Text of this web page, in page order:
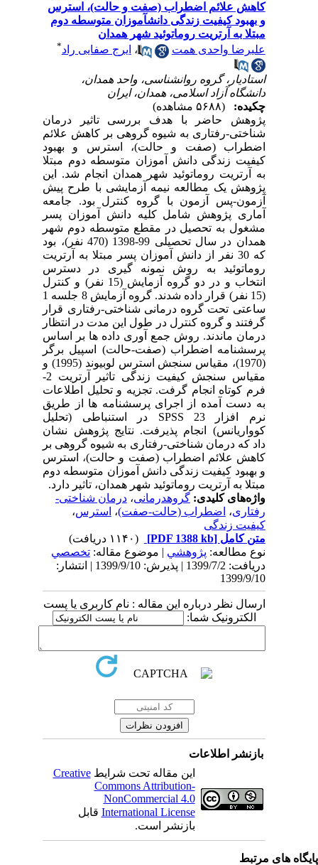
کاهش علائم اضطراب (صفت و حالت)، استرس
و بهبود کیفیت زندگی دانشآموزان متوسطه دوم
مبتلا به آرتریت روماتوئید شهر همدان
علیرضا واحدی همت
،ایرج صفایی راد *
استادیار، گروه روانشناسی، واحد همدان،
دانشگاه آزاد اسلامی، همدان، ایران
چکیده:
پژوهش حاضر با هدف بررسی تاثیر درمان
شناختی-رفتاری به شیوه گروهی بر کاهش علائم
اضطراب (صفت و حالت)، استرس و بهبود
کیفیت زندگی دانش آموزان متوسطه دوم مبتلا
به آرتریت روماتوئید شهر همدان انجام شد. این
پژوهش یک مطالعه نیمه آزمایشی با طرح پیش
آزمون-پس آزمون با گروه کنترل بود. جامعه
آماری پژوهش شامل کلیه دانش آموزان پسر
مشغول به تحصیل در مقطع متوسطه دوم شهر
همدان در سال تحصیلی 99-1398 (470 نفر)، بود
که 30 نفر از دانش آموزان پسر مبتلا به آرتریت
روماتوئید به روش نمونه گیری در دسترس
انتخاب و در دو گروه آزمایش (15 نفر) و کنترل
(15 نفر) قرار داده شدند. گروه آزمایش 8 جلسه 1
ساعتی تحت گروه درمانی شناختی-رفتاری قرار
گرفتند و گروه کنترل در طول این مدت در انتظار
درمان ماندند. روش جمع ­آوری داده ­ها بر اساس
پرسشنامه اضطراب (صفت-حالت) اسپیل برگر
(1970)، مقیاس سنجش استرس لوبیوند (1995) و
فرم کوتاه انجام گرفت. تجزیه و تحلیل اطلاعات
به ­دست آمده از اجرای پرسشنامه­ ها از طریق
نرم­ افزار SPSS 23 در استنباطی (تحلیل
کوواریانس) انجام پذیرفت. نتایج پژوهش نشان
داد که درمان شناختی-رفتاری به شیوه گروهی بر
کاهش علائم اضطراب (صفت و حالت)، استرس
و بهبود کیفیت زندگی دانش آموزان متوسطه دوم
مبتلا به آرتریت روماتوئید شهر همدان، تاثیر دارد.
واژه‌های کلیدی:گروهدرمانی،درمان شناختی-
رفتاری،اضطراب (حالت-صفت)،استرس،
کیفیت زندگی
متن کامل[PDF 1388 kb]
نوع مطالعه:پژوهشي| موضوع مقاله:تخصصي
دریافت: 1399/7/2 | پذیرش: 1399/9/10 | انتشار:
1399/9/10
ارسال نظر درباره این مقاله : نام کاربری یا پست
الکترونیک شما:
بازنشر اطلاعات
این مقاله تحت شرایطCreative
Commons Attribution-
NonCommercial 4.0
International Licenseقابل
بازنشر است.
های مرتبط